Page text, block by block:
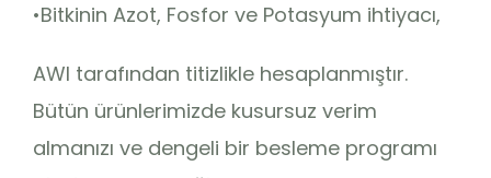
•Bitkinin Azot, Fosfor ve Potasyum ihtiyacı,
AWI tarafından titizlikle hesaplanmıştır.
Bütün ürünlerimizde kusursuz verim
almanızı ve dengeli bir besleme programı